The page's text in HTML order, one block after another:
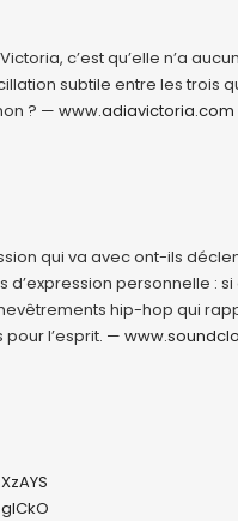
c’est qu’elle n’a
subtile entre les
? — www.adiavictoria.com
qui va avec ont-ils
d’expression personnelle :
hip-hop qui
l’esprit. —